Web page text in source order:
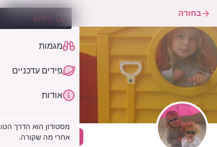
בחזרה
לעקוב
מגמות
פידים עדכניים
אודות
מסטודון הוא הדרך
אחרי מה שקורה.